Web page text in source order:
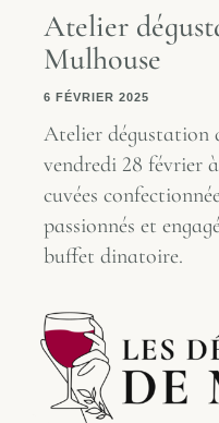
Atelier
Mulhouse
6 FÉVRIER 2025
Atelier dégustation
vendredi 28 février
cuvées
passionnés et
buffet dinatoire.